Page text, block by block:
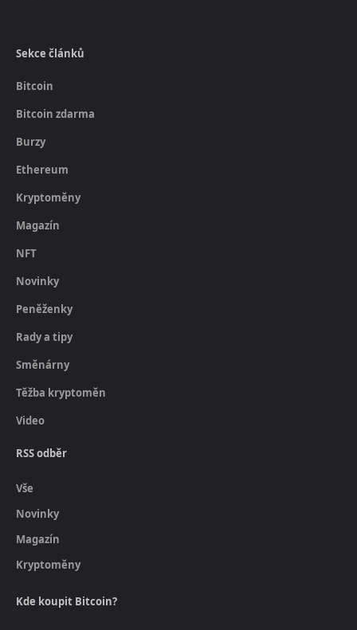
Sekce článků
Bitcoin
Bitcoin zdarma
Burzy
Ethereum
Kryptoměny
Magazín
NFT
Novinky
Peněženky
Rady a tipy
Směnárny
Těžba kryptoměn
Video
RSS odběr
Vše
Novinky
Magazín
Kryptoměny
Kde koupit Bitcoin?